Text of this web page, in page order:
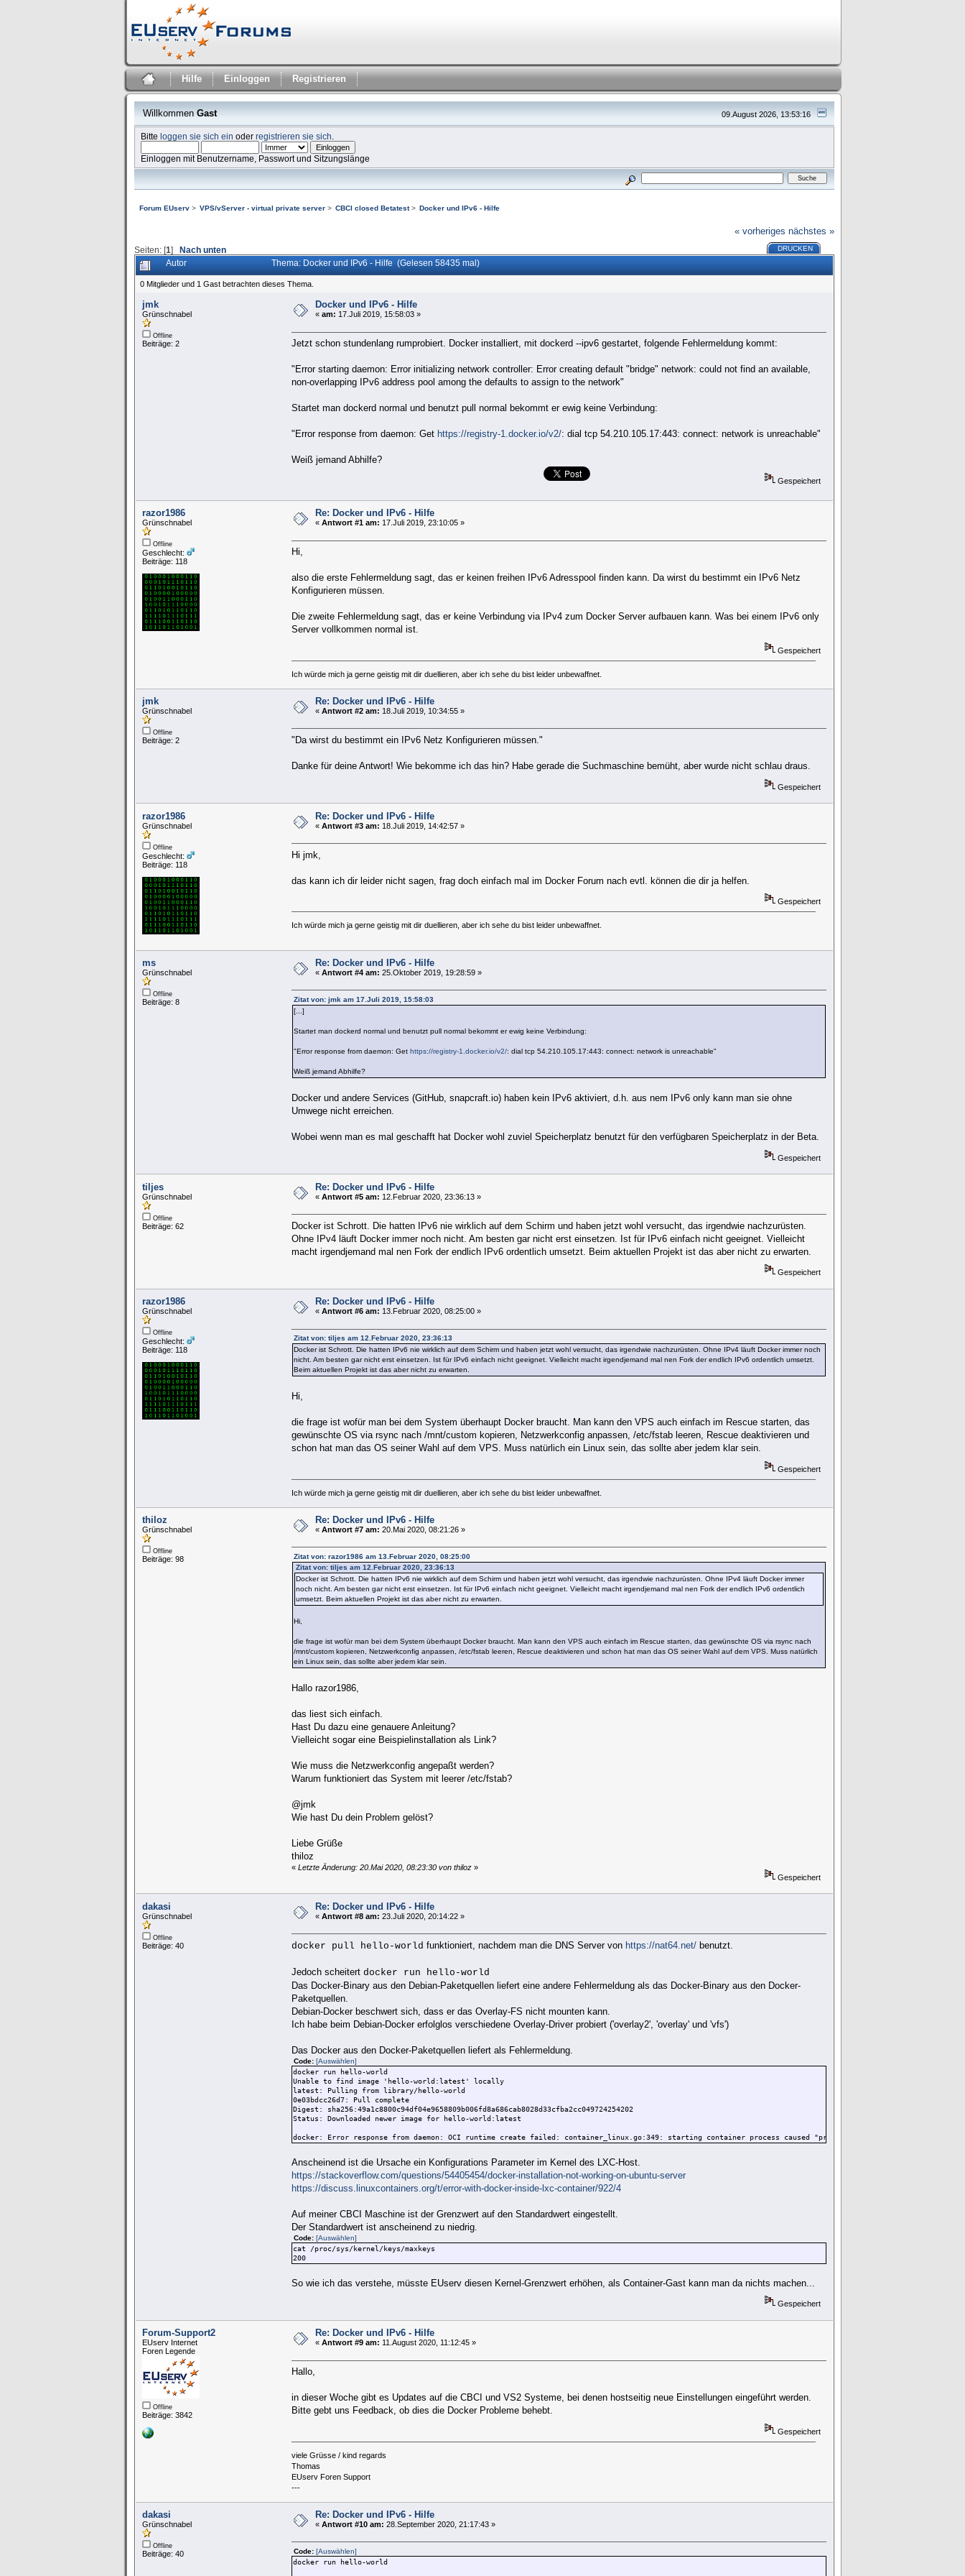
Hilfe Einloggen Registrieren
09.August 2026, 13:53:16
Willkommen Gast
Bitteloggen sie sich ein oderregistrieren sie sich
Einloggen mit Benutzername, Passwort und Sitzungslänge
Forum EUserv> VPS/vServer - virtual private server> CBCI closed Betatest> Docker und IPv6 - Hilfe
« vorheriges nächstes »
Seiten: [1] Nach unten DRUCKEN
Autor Thema: Docker und IPv6 - Hilfe (Gelesen 58435 mal)
0 Mitglieder und 1 Gast betrachten dieses Thema.
jmk
Grünschnabel
Offline
Beiträge: 2
Docker und IPv6 - Hilfe
« am: 17.Juli 2019, 15:58:03 »
Jetzt schon stundenlang rumprobiert. Docker installiert, mit dockerd --ipv6 gestartet, folgende Fehlermeldung kommt:
"Error starting daemon: Error initializing network controller: Error creating default "bridge" network: could not find an available,
non-overlapping IPv6 address pool among the defaults to assign to the network"
Startet man dockerd normal und benutzt pull normal bekommt er ewig keine Verbindung:
"Error response from daemon: Get https://registry-1.docker.io/v2/: dial tcp 54.210.105.17:443: connect: network is unreachable"
Weiß jemand Abhilfe?
Gespeichert
razor1986
Grünschnabel
Offline
Geschlecht:
Beiträge: 118
Re: Docker und IPv6 - Hilfe
« Antwort #1 am: 17.Juli 2019, 23:10:05 »
Hi,
also die erste Fehlermeldung sagt, das er keinen freihen IPv6 Adresspool finden kann. Da wirst du bestimmt ein IPv6 Netz
Konfigurieren müssen.
Die zweite Fehlermeldung sagt, das er keine Verbindung via IPv4 zum Docker Server aufbauen kann. Was bei einem IPv6 only
Server vollkommen normal ist.
Gespeichert
Ich würde mich ja gerne geistig mit dir duellieren, aber ich sehe du bist leider unbewaffnet.
jmk
Grünschnabel
Offline
Beiträge: 2
Re: Docker und IPv6 - Hilfe
« Antwort #2 am: 18.Juli 2019, 10:34:55 »
"Da wirst du bestimmt ein IPv6 Netz Konfigurieren müssen."
Danke für deine Antwort! Wie bekomme ich das hin? Habe gerade die Suchmaschine bemüht, aber wurde nicht schlau draus.
Gespeichert
razor1986
Grünschnabel
Offline
Geschlecht:
Beiträge: 118
Re: Docker und IPv6 - Hilfe
« Antwort #3 am: 18.Juli 2019, 14:42:57 »
Hi jmk,
das kann ich dir leider nicht sagen, frag doch einfach mal im Docker Forum nach evtl. können die dir ja helfen.
Gespeichert
Ich würde mich ja gerne geistig mit dir duellieren, aber ich sehe du bist leider unbewaffnet.
ms
Grünschnabel
Offline
Beiträge: 8
Re: Docker und IPv6 - Hilfe
« Antwort #4 am: 25.Oktober 2019, 19:28:59 »
Zitat von: jmk am 17.Juli 2019, 15:58:03
[...]
Startet man dockerd normal und benutzt pull normal bekommt er ewig keine Verbindung:
"Error response from daemon: Gethttps://registry-1.docker.io/v2/: dial tcp 54.210.105.17:443: connect: network is unreachable"
Weiß jemand Abhilfe?
Docker und andere Services (GitHub, snapcraft.io) haben kein IPv6 aktiviert, d.h. aus nem IPv6 only kann man sie ohne
Umwege nicht erreichen.
Wobei wenn man es mal geschafft hat Docker wohl zuviel Speicherplatz benutzt für den verfügbaren Speicherplatz in der Beta.
Gespeichert
tiljes
Grünschnabel
Offline
Beiträge: 62
Re: Docker und IPv6 - Hilfe
« Antwort #5 am: 12.Februar 2020, 23:36:13 »
Docker ist Schrott. Die hatten IPv6 nie wirklich auf dem Schirm und haben jetzt wohl versucht, das irgendwie nachzurüsten.
Ohne IPv4 läuft Docker immer noch nicht. Am besten gar nicht erst einsetzen. Ist für IPv6 einfach nicht geeignet. Vielleicht
macht irgendjemand mal nen Fork der endlich IPv6 ordentlich umsetzt. Beim aktuellen Projekt ist das aber nicht zu erwarten.
Gespeichert
razor1986
Grünschnabel
Offline
Geschlecht:
Beiträge: 118
Re: Docker und IPv6 - Hilfe
« Antwort #6 am: 13.Februar 2020, 08:25:00 »
Zitat von: tiljes am 12.Februar 2020, 23:36:13
Docker ist Schrott. Die hatten IPv6 nie wirklich auf dem Schirm und haben jetzt wohl versucht, das irgendwie nachzurüsten. Ohne IPv4 läuft Docker immer noch
nicht. Am besten gar nicht erst einsetzen. Ist für IPv6 einfach nicht geeignet. Vielleicht macht irgendjemand mal nen Fork der endlich IPv6 ordentlich umsetzt.
Beim aktuellen Projekt ist das aber nicht zu erwarten.
Hi,
die frage ist wofür man bei dem System überhaupt Docker braucht. Man kann den VPS auch einfach im Rescue starten, das
gewünschte OS via rsync nach /mnt/custom kopieren, Netzwerkconfig anpassen, /etc/fstab leeren, Rescue deaktivieren und
schon hat man das OS seiner Wahl auf dem VPS. Muss natürlich ein Linux sein, das sollte aber jedem klar sein.
Gespeichert
Ich würde mich ja gerne geistig mit dir duellieren, aber ich sehe du bist leider unbewaffnet.
thiloz
Grünschnabel
Offline
Beiträge: 98
Re: Docker und IPv6 - Hilfe
« Antwort #7 am: 20.Mai 2020, 08:21:26 »
Zitat von: razor1986 am 13.Februar 2020, 08:25:00
Zitat von: tiljes am 12.Februar 2020, 23:36:13
Docker ist Schrott. Die hatten IPv6 nie wirklich auf dem Schirm und haben jetzt wohl versucht, das irgendwie nachzurüsten. Ohne IPv4 läuft Docker immer
noch nicht. Am besten gar nicht erst einsetzen. Ist für IPv6 einfach nicht geeignet. Vielleicht macht irgendjemand mal nen Fork der endlich IPv6 ordentlich
umsetzt. Beim aktuellen Projekt ist das aber nicht zu erwarten.
Hi,
die frage ist wofür man bei dem System überhaupt Docker braucht. Man kann den VPS auch einfach im Rescue starten, das gewünschte OS via rsync nach
/mnt/custom kopieren, Netzwerkconfig anpassen, /etc/fstab leeren, Rescue deaktivieren und schon hat man das OS seiner Wahl auf dem VPS. Muss natürlich
ein Linux sein, das sollte aber jedem klar sein.
Hallo razor1986,
das liest sich einfach.
Hast Du dazu eine genauere Anleitung?
Vielleicht sogar eine Beispielinstallation als Link?
Wie muss die Netzwerkconfig angepaßt werden?
Warum funktioniert das System mit leerer /etc/fstab?
@jmk
Wie hast Du dein Problem gelöst?
Liebe Grüße
thiloz
«Letzte Änderung: 20.Mai 2020, 08:23:30 von thiloz »
Gespeichert
dakasi
Grünschnabel
Offline
Beiträge: 40
Re: Docker und IPv6 - Hilfe
« Antwort #8 am: 23.Juli 2020, 20:14:22 »
docker pull hello-world funktioniert, nachdem man die DNS Server von https://nat64.net/ benutzt.
Jedoch scheitertdocker run hello-world
Das Docker-Binary aus den Debian-Paketquellen liefert eine andere Fehlermeldung als das Docker-Binary aus den Docker-
Paketquellen.
Debian-Docker beschwert sich, dass er das Overlay-FS nicht mounten kann.
Ich habe beim Debian-Docker erfolglos verschiedene Overlay-Driver probiert ('overlay2', 'overlay' und 'vfs')
Das Docker aus den Docker-Paketquellen liefert als Fehlermeldung.
Code:[Auswählen]
docker run hello-world
Unable to find image 'hello-world:latest' locally
latest: Pulling from library/hello-world
0e03bdcc26d7: Pull complete
Digest: sha256:49a1c8800c94df04e9658809b006fd8a686cab8028d33cfba2cc049724254202
Status: Downloaded newer image for hello-world:latest
docker: Error response from daemon: OCI runtime create failed: container_linux.go:349: starting container process caused "process_linux.go:449:
Anscheinend ist die Ursache ein Konfigurations Parameter im Kernel des LXC-Host.
https://stackoverflow.com/questions/54405454/docker-installation-not-working-on-ubuntu-server
https://discuss.linuxcontainers.org/t/error-with-docker-inside-lxc-container/922/4
Auf meiner CBCI Maschine ist der Grenzwert auf den Standardwert eingestellt.
Der Standardwert ist anscheinend zu niedrig.
Code:[Auswählen]
cat /proc/sys/kernel/keys/maxkeys
200
So wie ich das verstehe, müsste EUserv diesen Kernel-Grenzwert erhöhen, als Container-Gast kann man da nichts machen...
Gespeichert
Forum-Support2
EUserv Internet
Foren Legende
Offline
Beiträge: 3842
Re: Docker und IPv6 - Hilfe
« Antwort #9 am: 11.August 2020, 11:12:45 »
Hallo,
in dieser Woche gibt es Updates auf die CBCI und VS2 Systeme, bei denen hostseitig neue Einstellungen eingeführt werden.
Bitte gebt uns Feedback, ob dies die Docker Probleme behebt.
Gespeichert
viele Grüsse / kind regards
Thomas
EUserv Foren Support
---
dakasi
Grünschnabel
Offline
Beiträge: 40
Re: Docker und IPv6 - Hilfe
« Antwort #10 am: 28.September 2020, 21:17:43 »
Code:[Auswählen]
docker run hello-world